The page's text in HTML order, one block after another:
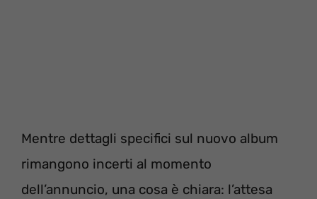
Mentre dettagli specifici sul nuovo album
rimangono incerti al momento
dell’annuncio, una cosa è chiara: l’attesa